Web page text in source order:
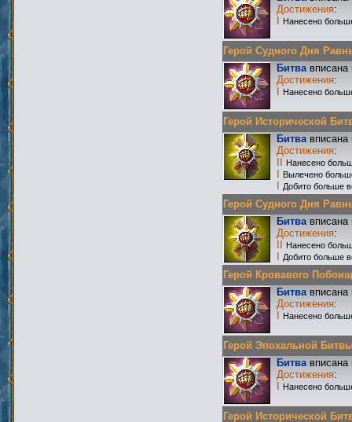
Достижения:
Нанесено
Герой Судного Дня
Битвавписана
Достижения:
Нанесено
Герой Исторической
Битвавписана
Достижения:
Нанесено
Вылечено
Добито больше
Герой Судного Дня
Битвавписана
Достижения:
Нанесено
Добито больше
Герой Кровавого
Битвавписана
Достижения:
Нанесено
Герой Эпохальной
Битвавписана
Достижения:
Нанесено
Герой Исторической